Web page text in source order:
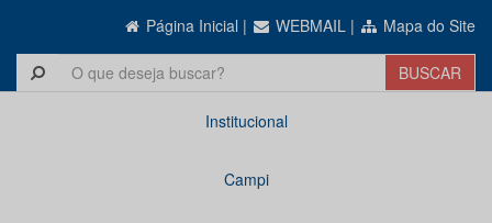
Página Inicial | WEBMAIL | Mapa do Site
Institucional
Campi